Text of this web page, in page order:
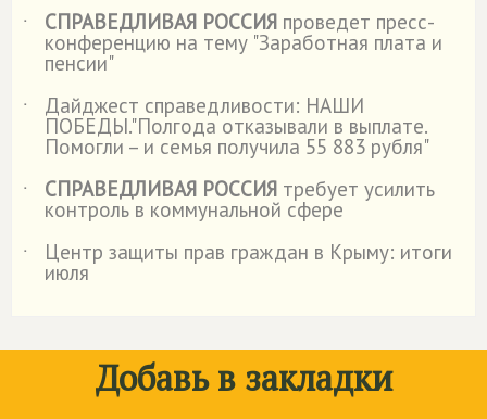
˙
СПРАВЕДЛИВАЯ РОССИЯ проведет пресс-
конференцию на тему "Заработная плата и
пенсии"
˙
Дайджест справедливости: НАШИ
ПОБЕДЫ."Полгода отказывали в выплате.
Помогли – и семья получила 55 883 рубля"
˙
СПРАВЕДЛИВАЯ РОССИЯ требует усилить
контроль в коммунальной сфере
˙
Центр защиты прав граждан в Крыму: итоги
июля
Добавь в закладки